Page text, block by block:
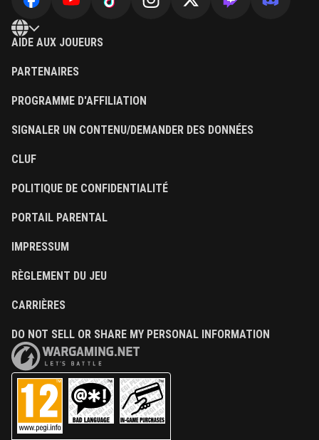
AIDE AUX JOUEURS
PARTENAIRES
PROGRAMME D'AFFILIATION
SIGNALER UN CONTENU/DEMANDER DES DONNÉES
CLUF
POLITIQUE DE CONFIDENTIALITÉ
PORTAIL PARENTAL
IMPRESSUM
RÈGLEMENT DU JEU
CARRIÈRES
DO NOT SELL OR SHARE MY PERSONAL INFORMATION